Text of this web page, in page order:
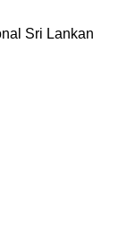
Sri Lankan